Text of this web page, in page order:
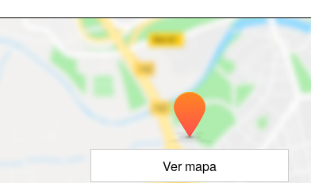
Ver mapa